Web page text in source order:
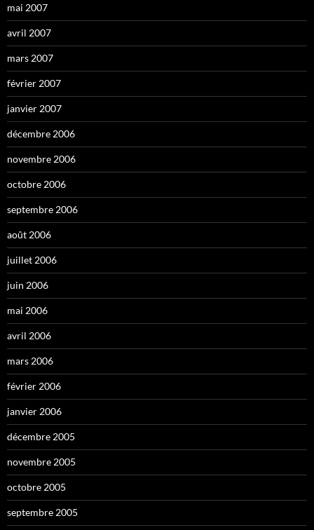
mai 2007
avril 2007
mars 2007
février 2007
janvier 2007
décembre 2006
novembre 2006
octobre 2006
septembre 2006
août 2006
juillet 2006
juin 2006
mai 2006
avril 2006
mars 2006
février 2006
janvier 2006
décembre 2005
novembre 2005
octobre 2005
septembre 2005